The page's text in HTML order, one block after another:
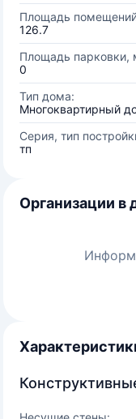
Площадь
126.7
Площадь парковки,
0
Тип дома:
Многоквартирный
Серия, тип
тп
Организации в